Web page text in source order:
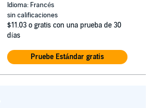
Idioma: Francés
sin calificaciones
$11.03 o gratis con una prueba de 30
días
Pruebe Estándar gratis